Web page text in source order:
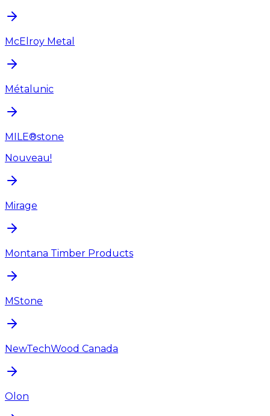
McElroy Metal
Métalunic
MILE®stone
Nouveau!
Mirage
Montana Timber Products
MStone
NewTechWood Canada
Olon